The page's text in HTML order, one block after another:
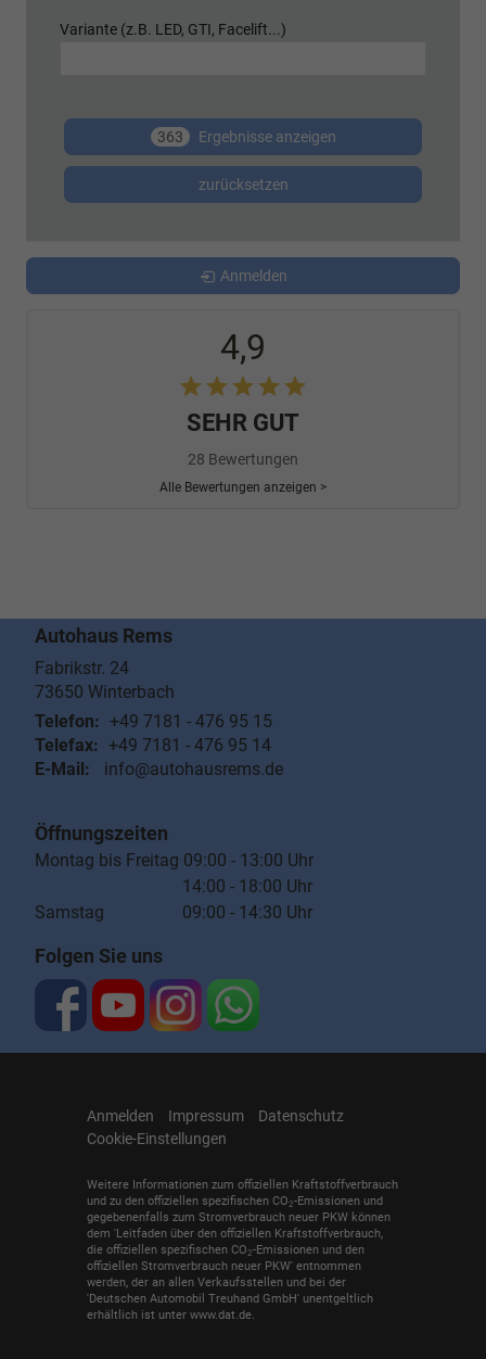
Variante (z.B. LED, GTI, Facelift...)
363 Ergebnisse anzeigen
zurücksetzen
Anmelden
4,9
SEHR GUT
28 Bewertungen
Alle Bewertungen anzeigen >
Autohaus Rems
Fabrikstr. 24
73650 Winterbach
Telefon: +49 7181 - 476 95 15
Telefax: +49 7181 - 476 95 14
E-Mail:
info@autohausrems.de
Öffnungszeiten
Montag bis Freitag 09:00 - 13:00 Uhr
14:00 - 18:00 Uhr
Samstag 09:00 - 14:30 Uhr
Folgen Sie uns
Anmelden Impressum
Datenschutz
Cookie-Einstellungen
Weitere Informationen zum offiziellen Kraftstoffverbrauch
und zu den offiziellen spezifischen CO2-Emissionen und
gegebenenfalls zum Stromverbrauch neuer PKW können
dem 'Leitfaden über den offiziellen Kraftstoffverbrauch,
die offiziellen spezifischen CO2-Emissionen und den
offiziellen Stromverbrauch neuer PKW' entnommen
werden, der an allen Verkaufsstellen und bei der
'Deutschen Automobil Treuhand GmbH' unentgeltlich
erhältlich ist unter www.dat.de.